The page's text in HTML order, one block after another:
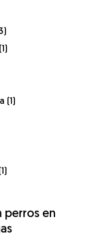
(1)
perros en